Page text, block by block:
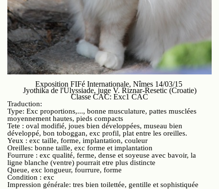
Exposition FIFé Internationale, Nîmes 14/03/15
Jyothika de l'Ulyssiade, juge V. Riznar-Resetic (Croatie)
Classe CAC: Exc1 CAC
Traduction:
Type: Exc proportions,..., bonne musculature, pattes musclées
moyennement hautes, pieds compacts
Tete : oval modifié, joues bien développées, museau bien
développé, bon toboggan, exc profil, plat entre les oreilles.
Yeux : exc taille, forme, implantation, couleur
Oreilles: bonne taille, exc forme et implantation
Fourrure : exc qualité, ferme, dense et soyeuse avec bavoir, la
ligne blanche (ventre) pourrait etre plus distincte
Queue, exc longueur, fourrure, forme
Condition : exc
Impression générale: tres bien toilettée, gentille et sophistiquée